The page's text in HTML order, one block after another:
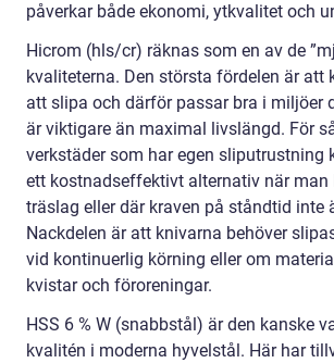
påverkar både ekonomi, ytkvalitet och
Hicrom (hls/cr) räknas som en av de
kvaliteterna. Den största fördelen är att
att slipa och därför passar bra i miljöer
är viktigare än maximal livslängd. För
verkstäder som har egen sliputrustning
ett kostnadseffektivt alternativ när man
träslag eller där kraven på ståndtid inte
Nackdelen är att knivarna behöver
vid kontinuerlig körning eller om
kvistar och föroreningar.
HSS 6 % W (snabbstål) är den kanske
kvalitén i moderna hyvelstål. Här har